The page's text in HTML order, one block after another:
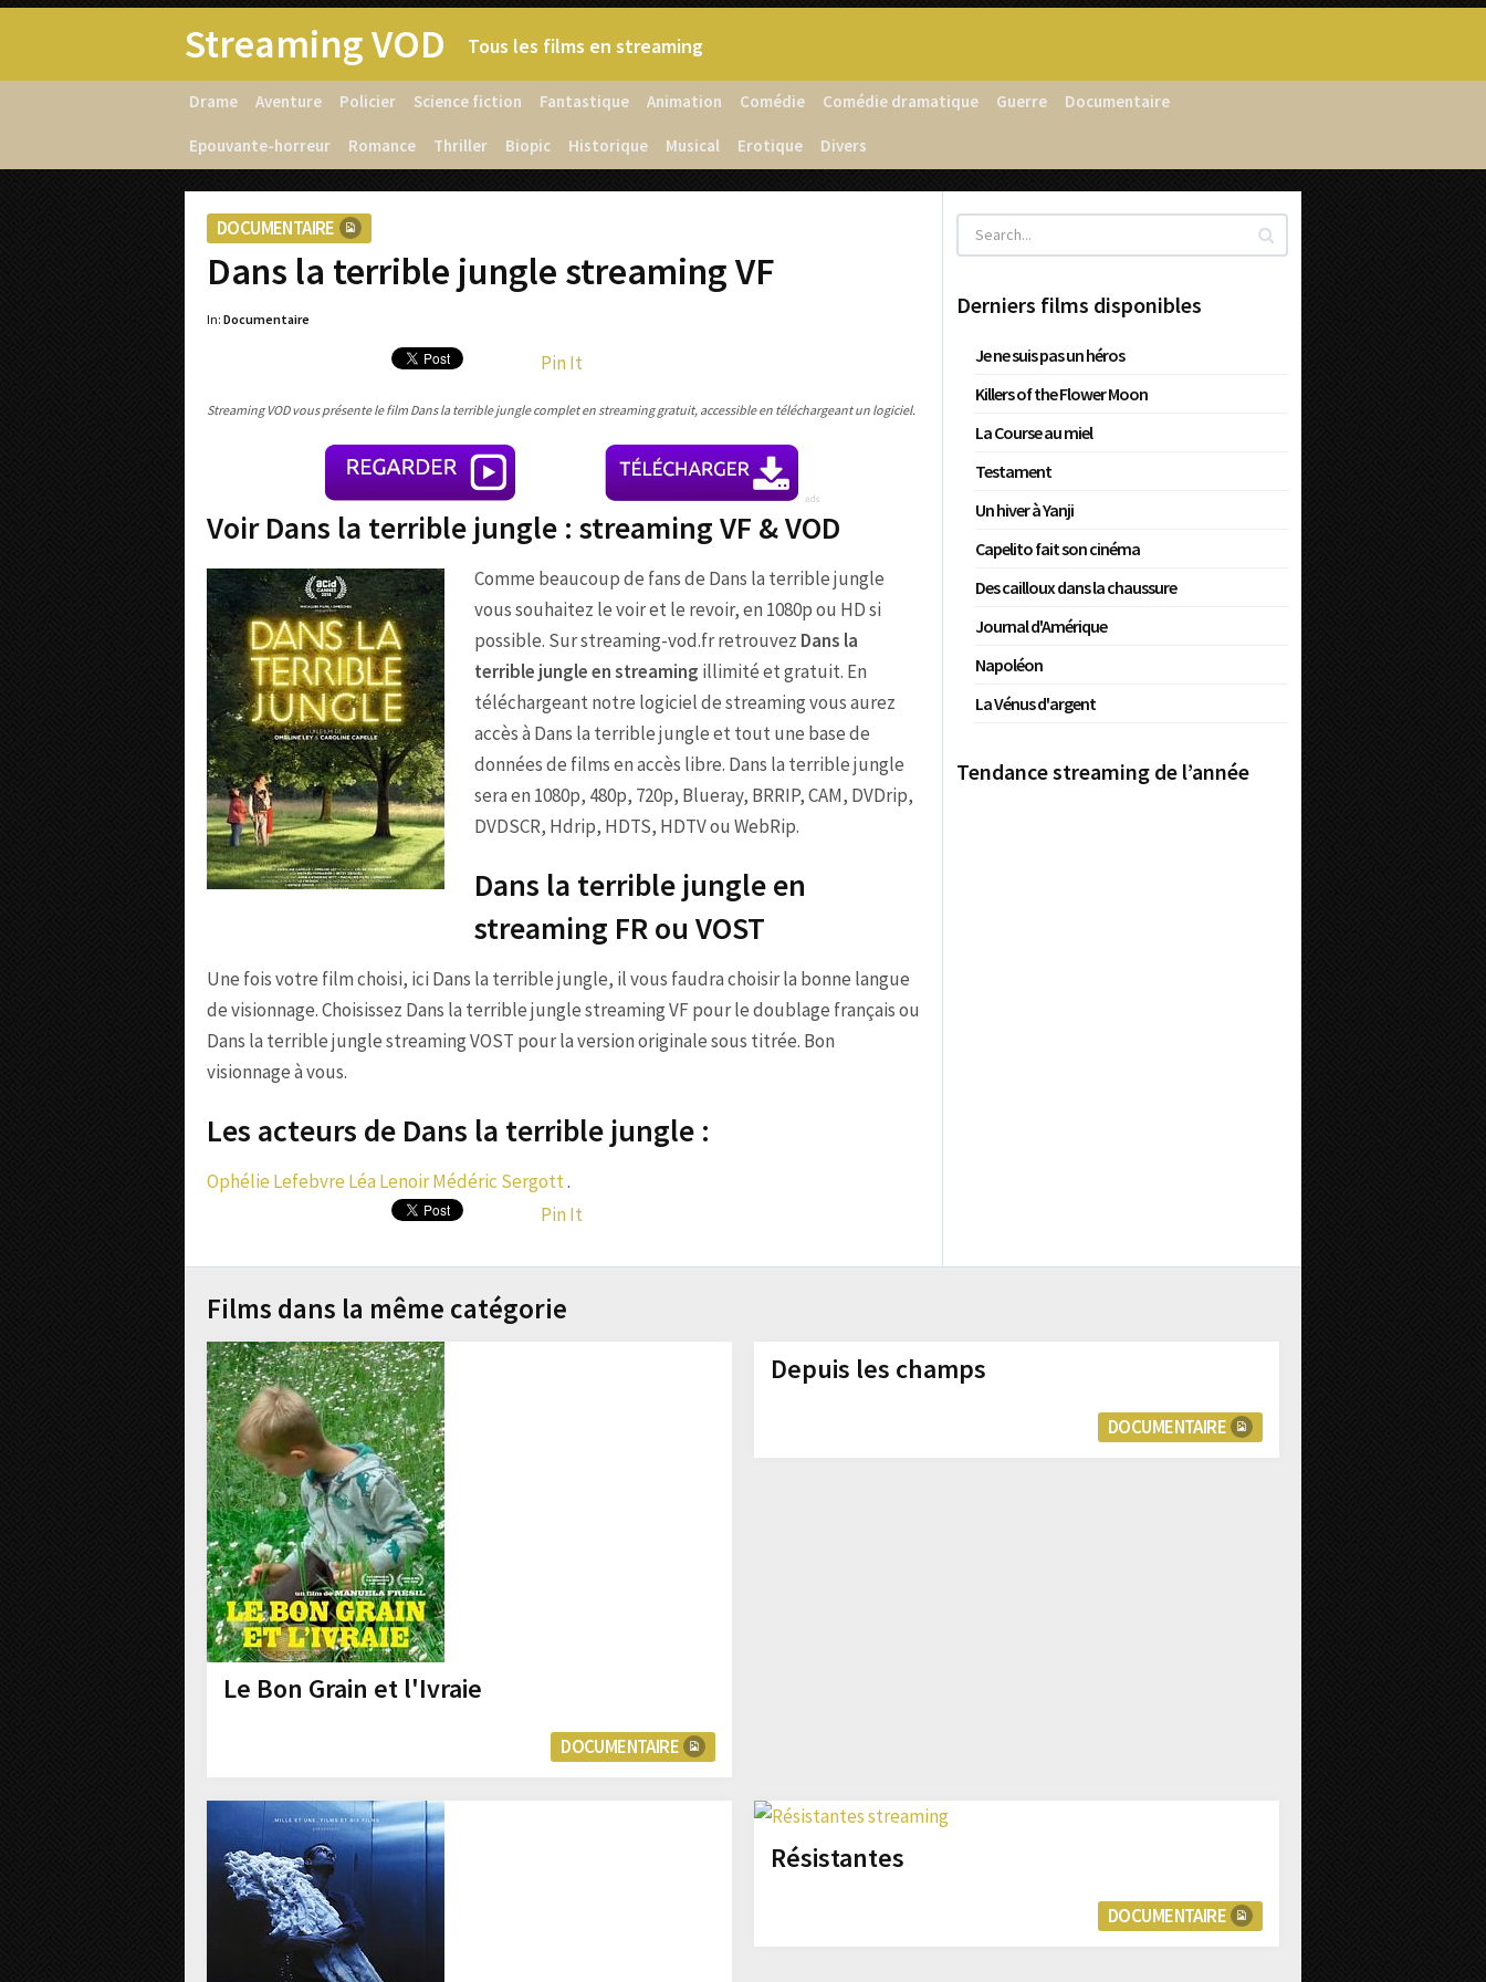
Streaming VOD Tous les films en streaming
Drame Aventure Policier Science fiction Fantastique Animation Comédie Comédie dramatique Guerre Documentaire
Epouvante-horreur Romance Thriller Biopic Historique Musical Erotique Divers
DOCUMENTAIRE
Dans la terrible jungle streaming VF
In: Documentaire
Pin It
Streaming VOD vous présente le film Dans la terrible jungle complet en streaming gratuit, accessible en téléchargeant un logiciel.
Voir Dans la terrible jungle : streaming VF & VOD
Comme beaucoup de fans de Dans la terrible jungle
vous souhaitez le voir et le revoir, en 1080p ou HD si
possible. Sur streaming-vod.fr retrouvez Dans la
terrible jungle en streaming illimité et gratuit. En
téléchargeant notre logiciel de streaming vous aurez
accès à Dans la terrible jungle et tout une base de
données de films en accès libre. Dans la terrible jungle
sera en 1080p, 480p, 720p, Blueray, BRRIP, CAM, DVDrip,
DVDSCR, Hdrip, HDTS, HDTV ou WebRip.
Dans la terrible jungle en
streaming FR ou VOST
Une fois votre film choisi, ici Dans la terrible jungle, il vous faudra choisir la bonne langue
de visionnage. Choisissez Dans la terrible jungle streaming VF pour le doublage français ou
Dans la terrible jungle streaming VOST pour la version originale sous titrée. Bon
visionnage à vous.
Les acteurs de Dans la terrible jungle :
Ophélie Lefebvre Léa LenoirMédéric Sergott.
Pin It
Derniers films disponibles
Je ne suis pas un héros
Killers of the Flower Moon
La Course au miel
Testament
Un hiver à Yanji
Capelito fait son cinéma
Des cailloux dans la chaussure
Journal d'Amérique
Napoléon
La Vénus d'argent
Tendance streaming de l’année
Films dans la même catégorie
Le Bon Grain et l'Ivraie
DOCUMENTAIRE
Depuis les champs
DOCUMENTAIRE
Résistantes
DOCUMENTAIRE